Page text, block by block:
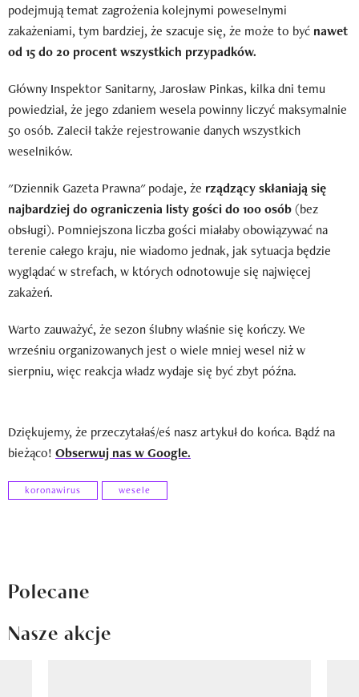
podejmują temat zagrożenia kolejnymi poweselnymi
zakażeniami, tym bardziej, że szacuje się, że może to być nawet
od 15 do 20 procent wszystkich przypadków.
Główny Inspektor Sanitarny, Jarosław Pinkas, kilka dni temu
powiedział, że jego zdaniem wesela powinny liczyć maksymalnie
50 osób. Zalecił także rejestrowanie danych wszystkich
weselników.
"Dziennik Gazeta Prawna" podaje, że rządzący skłaniają się
najbardziej do ograniczenia listy gości do 100 osób(bez
obsługi). Pomniejszona liczba gości miałaby obowiązywać na
terenie całego kraju, nie wiadomo jednak, jak sytuacja będzie
wyglądać w strefach, w których odnotowuje się najwięcej
zakażeń.
Warto zauważyć, że sezon ślubny właśnie się kończy. We
wrześniu organizowanych jest o wiele mniej wesel niż w
sierpniu, więc reakcja władz wydaje się być zbyt późna.
Dziękujemy, że przeczytałaś/eś nasz artykuł do końca. Bądź na
bieżąco! Obserwuj nas w Google.
koronawirus wesele
Polecane
Nasze akcje